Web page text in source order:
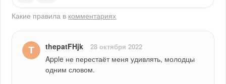
Какие правила в комментариях
thepatFHjk 28 октября 2022
Apple не перестаёт меня удивлять, молодцы
одним словом.